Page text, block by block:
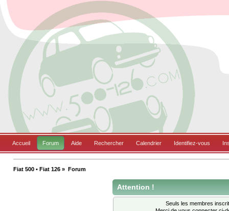
Accueil Forum Aide Rechercher Calendrier Identifiez-vous
Fiat 500 • Fiat 126 » Forum
Attention !
Seuls les membres